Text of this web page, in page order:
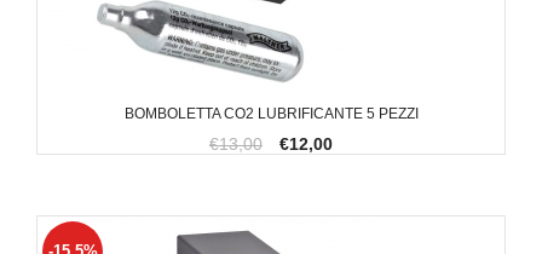
BOMBOLETTA CO2 LUBRIFICANTE 5 PEZZI
€13,00 €12,00